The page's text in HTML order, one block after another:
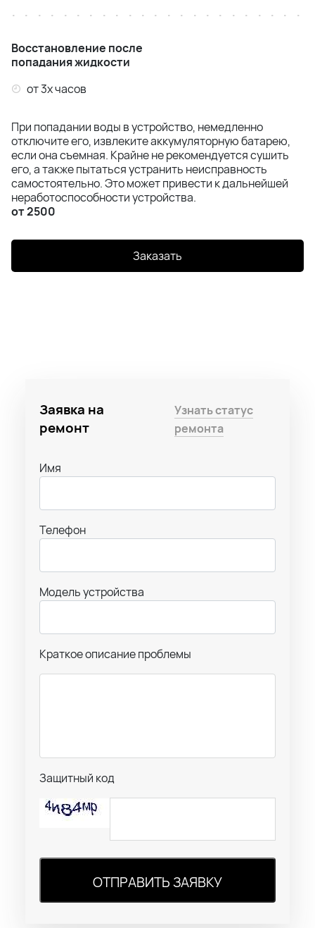
Восстановление после
попадания жидкости
от 3х часов
При попадании воды в устройство, немедленно
отключите его, извлеките аккумуляторную батарею,
если она съемная. Крайне не рекомендуется сушить
его, а также пытаться устранить неисправность
самостоятельно. Это может привести к дальнейшей
неработоспособности устройства.
от 2500
Заказать
Заявка на
ремонт
Узнать статус
ремонта
Имя
Телефон
Модель устройства
Краткое описание проблемы
Защитный код
ОТПРАВИТЬ ЗАЯВКУ